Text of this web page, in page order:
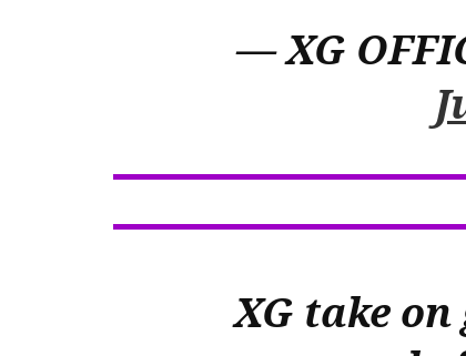
— XG
XG take